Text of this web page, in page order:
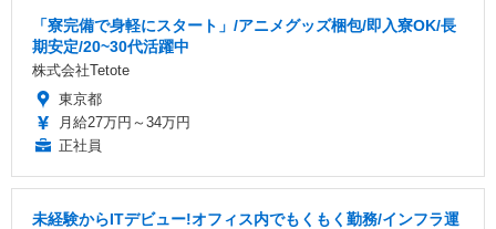
「寮完備で身軽にスタート」/アニメグッズ梱包/即入寮OK/長
期安定/20~30代活躍中
株式会社Tetote
東京都
月給27万円～34万円
正社員
未経験からITデビュー!オフィス内でもくもく勤務/インフラ運